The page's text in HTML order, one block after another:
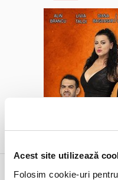
Acest site utilizează
Folosim cookie-uri
vs